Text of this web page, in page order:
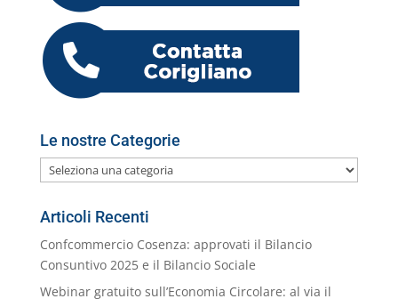
o
k
p er
M
ai
l
di
Le nostre Categorie
Le
nostre
Categorie
Articoli Recenti
Confcommercio Cosenza: approvati il Bilancio
Consuntivo 2025 e il Bilancio Sociale
Webinar gratuito sull’Economia Circolare: al via il